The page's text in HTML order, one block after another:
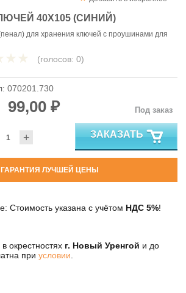
40Х105 (СИНИЙ)
для хранения ключей с проушинами для
(голосов: 0)
070201.730
99,00 ₽
+
Под заказ
ЗАКАЗАТЬ
ГАРАНТИЯ ЛУЧШЕЙ ЦЕНЫ
Стоимость указана с учётом НДС 5%!
в окрестностях г. Новый Уренгой и до
при условии